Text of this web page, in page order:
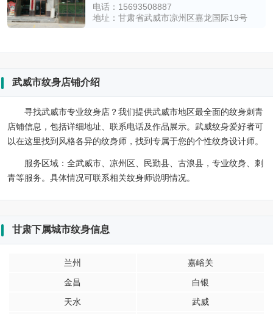
电话：15693508887
地址：甘肃省武威市凉州区嘉龙国际19号
武威市纹身店铺介绍
寻找武威市专业纹身店？我们提供武威市地区最全面的纹身刺青
店铺信息，包括详细地址、联系电话及作品展示。武威纹身爱好者可
以在这里找到风格各异的纹身师，找到专属于您的个性纹身设计师。
服务区域： 全武威市、凉州区、民勤县、古浪县，专业纹身、刺
青等服务。具体情况可联系相关纹身师说明情况。
甘肃下属城市纹身信息
兰州
嘉峪关
金昌
白银
天水
武威